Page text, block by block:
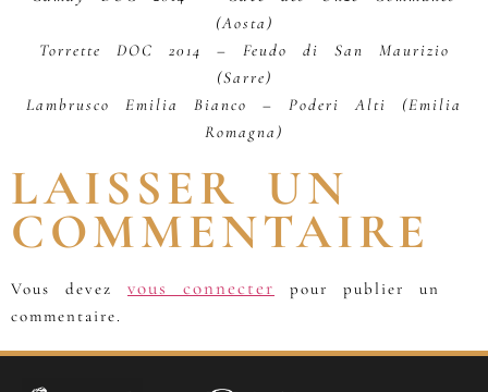
(Aosta)
Torrette DOC 2014 – Feudo di San Maurizio
(Sarre)
Lambrusco Emilia Bianco – Poderi Alti (Emilia
Romagna)
LAISSER UN
COMMENTAIRE
Vous devez vous connecter
pour publier un
commentaire.